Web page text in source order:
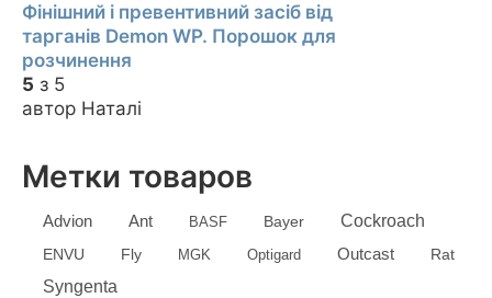
Фінішний і превентивний засіб від
тарганів Demon WP. Порошок для
розчинення
5 з 5
автор Наталі
Метки товаров
Advion Ant BASF Bayer Cockroach
ENVU Fly MGK Optigard Outcast Rat
Syngenta